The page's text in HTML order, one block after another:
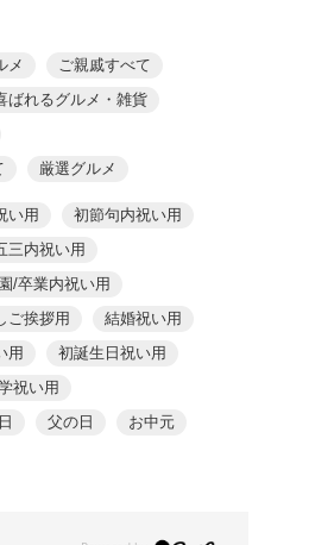
メ
ご親戚すべて
ばれるグルメ・雑貨
厳選グルメ
い用
初節句内祝い用
三内祝い用
/卒業内祝い用
ご挨拶用
結婚祝い用
用
初誕生日祝い用
祝い用
父の日
お中元